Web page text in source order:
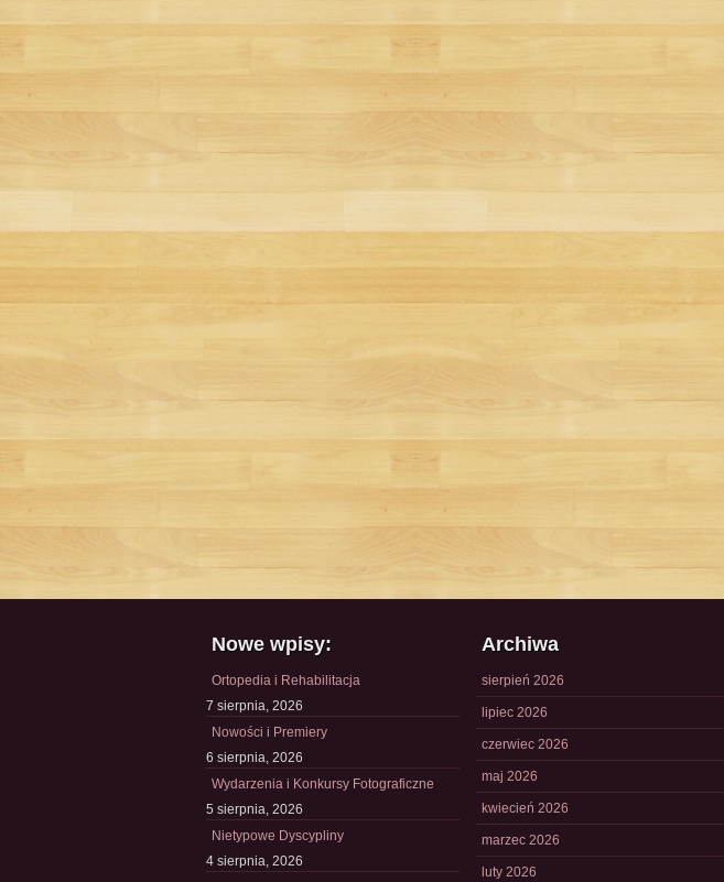
Nowe wpisy:
Ortopedia i Rehabilitacja
7 sierpnia, 2026
Nowości i Premiery
6 sierpnia, 2026
Wydarzenia i Konkursy Fotograficzne
5 sierpnia, 2026
Nietypowe Dyscypliny
4 sierpnia, 2026
Archiwa
sierpień 2026
lipiec 2026
czerwiec 2026
maj 2026
kwiecień 2026
marzec 2026
luty 2026